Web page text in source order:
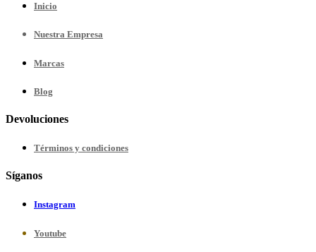
Inicio
Nuestra Empresa
Marcas
Blog
Devoluciones
Términos y condiciones
Síganos
Instagram
Youtube